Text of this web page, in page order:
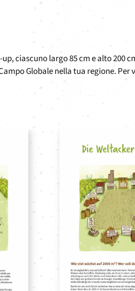
ciascuno largo 85 cm e alto 200
Globale nella tua regione. Per